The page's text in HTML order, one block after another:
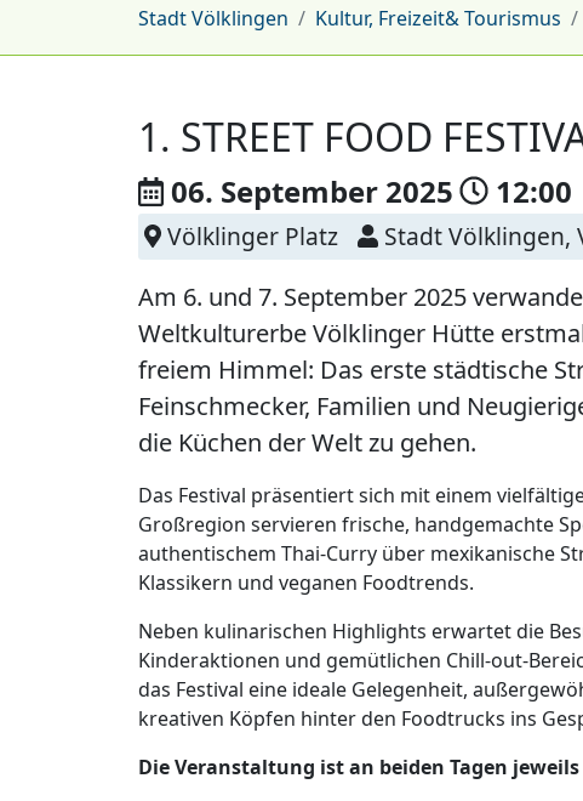
Stadt Völklingen Kultur, Freizeit& Tourismus
1. STREET FOOD
06. September 2025 12:00
Völklinger Platz
Stadt
Am 6. und 7. September 2025
Weltkulturerbe Völklinger Hütte
freiem Himmel: Das erste städtische
Feinschmecker, Familien und
die Küchen der Welt zu gehen.
Das Festival präsentiert sich mit einem
Großregion servieren frische, handgemachte
authentischem Thai-Curry über mexikanische
Klassikern und veganen Foodtrends.
Neben kulinarischen Highlights erwartet die
Kinderaktionen und gemütlichen Chill-out-
das Festival eine ideale Gelegenheit,
kreativen Köpfen hinter den Foodtrucks ins
Die Veranstaltung ist an beiden Tagen